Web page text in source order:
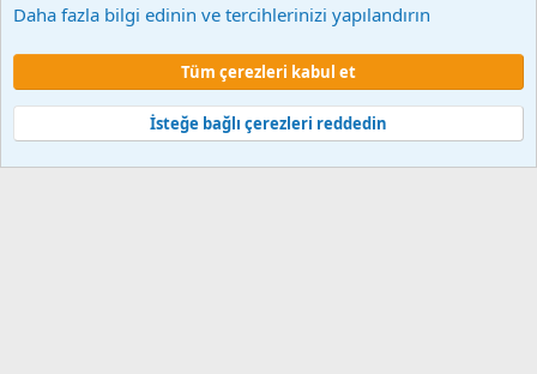
Çerezler
Şartlar ve kurallar
Gizlilik politikası Yardım Ana sayfa
Community platform by XenForo © 2010-2024 XenForo Ltd.
Türkçe yama 🇹🇷 [XGT] Yazılım ve web hizmetleri 2014-2024
Daha fazla bilgi edinin ve tercihlerinizi yapılandırın
Tüm çerezleri kabul et
İsteğe bağlı çerezleri reddedin